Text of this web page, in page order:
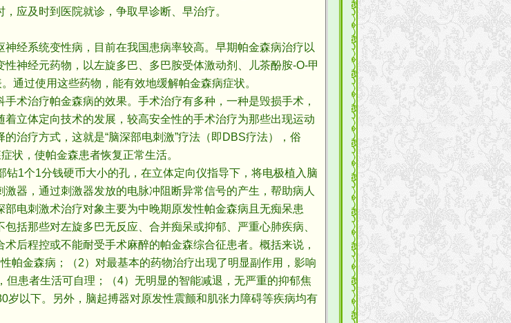
应及时到医院就诊，争取早诊断、早治疗。
系统变性病，目前在我国患病率较高。早期帕金森病治疗以
神经元药物，以左旋多巴、多巴胺受体激动剂、儿茶酚胺-O-甲
通过使用这些药物，能有效地缓解帕金森病症状。
治疗帕金森病的效果。手术治疗有多种，一种是毁损手术，
立体定向技术的发展，较高安全性的手术治疗为那些出现运动
治疗方式，这就是“脑深部电刺激”疗法（即DBS疗法），俗
状，使帕金森患者恢复正常生活。
1个1分钱硬币大小的孔，在立体定向仪指导下，将电极植入脑
器，通过刺激器发放的电脉冲阻断异常信号的产生，帮助病人
电刺激术治疗对象主要为中晚期原发性帕金森病且无痴呆患
括那些对左旋多巴无反应、合并痴呆或抑郁、严重心肺疾病、
后程控或不能耐受手术麻醉的帕金森综合征患者。概括来说，
帕金森病；（2）对最基本的药物治疗出现了明显副作用，影响
患者生活可自理；（4）无明显的智能减退，无严重的抑郁焦
岁以下。另外，脑起搏器对原发性震颤和肌张力障碍等疾病均有